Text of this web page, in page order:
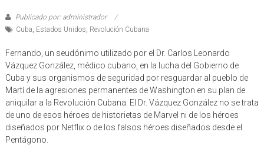
Publicado por: administrador
Cuba Estados Unidos Revolución Cubana
Fernando, un seudónimo utilizado por el Dr. Carlos Leonardo
Vázquez González, médico cubano, en la lucha del Gobierno de
Cuba y sus organismos de seguridad por resguardar al pueblo de
Martí de la agresiones permanentes de Washington en su plan de
aniquilar a la Revolución Cubana. El Dr. Vázquez González no se trata
de uno de esos héroes de historietas de Marvel ni de los héroes
diseñados por Netflix o de los falsos héroes diseñados desde el
Pentágono.